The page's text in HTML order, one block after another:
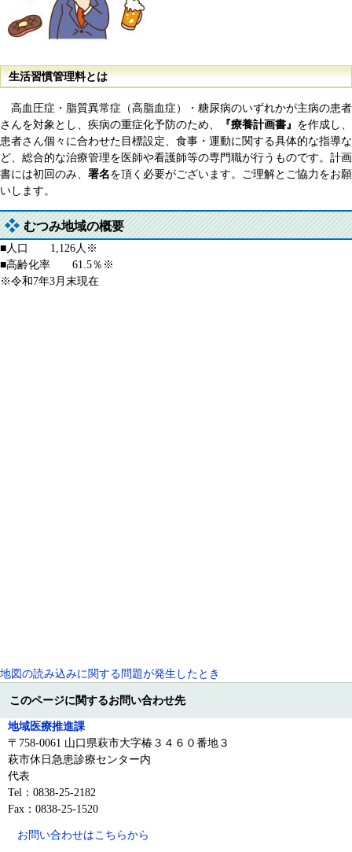
生活習慣管理料とは
高血圧症・脂質異常症（高脂血症）・糖尿病のいずれかが主病の患者
さんを対象とし、疾病の重症化予防のため、
『療養計画書』 を作成し、
患者さん個々に合わせた目標設定、食事・運動に関する具体的な指導な
ど、総合的な治療管理を医師や看護師等の専門職が行うものです。計画
書には初回のみ、 署名を頂く必要がございます。​ご理解とご協力をお願
いします。
むつみ地域の概要
■人口 1,126人※
■高齢化率 61.5％※
※令和7年3月末現在
地図の読み込みに関する問題が発生したとき
このページに関するお問い合わせ先
地域医療推進課
〒758-0061 山口県萩市大字椿３４６０番地３
萩市休日急患診療センター内
代表
Tel：0838-25-2182
Fax：0838-25-1520
お問い合わせはこちらから